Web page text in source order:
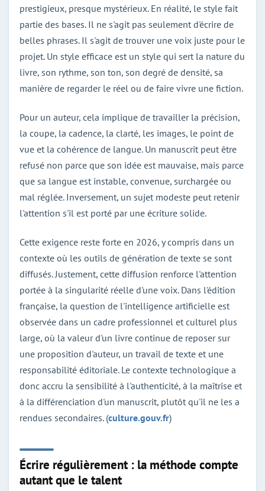
prestigieux, presque mystérieux. En réalité, le style fait
partie des bases. Il ne s'agit pas seulement d'écrire de
belles phrases. Il s'agit de trouver une voix juste pour le
projet. Un style efficace est un style qui sert la nature du
livre, son rythme, son ton, son degré de densité, sa
manière de regarder le réel ou de faire vivre une fiction.
Pour un auteur, cela implique de travailler la précision,
la coupe, la cadence, la clarté, les images, le point de
vue et la cohérence de langue. Un manuscrit peut être
refusé non parce que son idée est mauvaise, mais parce
que sa langue est instable, convenue, surchargée ou
mal réglée. Inversement, un sujet modeste peut retenir
l'attention s'il est porté par une écriture solide.
Cette exigence reste forte en 2026, y compris dans un
contexte où les outils de génération de texte se sont
diffusés. Justement, cette diffusion renforce l'attention
portée à la singularité réelle d'une voix. Dans l'édition
française, la question de l'intelligence artificielle est
observée dans un cadre professionnel et culturel plus
large, où la valeur d'un livre continue de reposer sur
une proposition d'auteur, un travail de texte et une
responsabilité éditoriale. Le contexte technologique a
donc accru la sensibilité à l'authenticité, à la maîtrise et
à la différenciation d'un manuscrit, plutôt qu'il ne les a
rendues secondaires. (culture.gouv.fr)
Écrire régulièrement : la méthode compte
autant que le talent